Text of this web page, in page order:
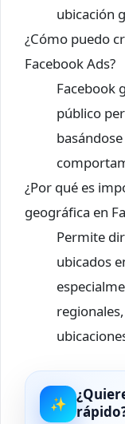
ubicación
¿Cómo puedo
Facebook Ads?
Facebook
público
¿Por qué es
geográfica en
Permite
ubicados
✨